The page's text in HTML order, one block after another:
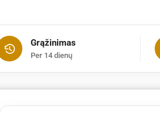
Grąžinimas
Per 14 dienų